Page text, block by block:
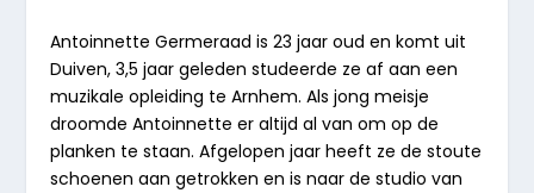
Antoinnette Germeraad is 23 jaar oud en komt uit
Duiven, 3,5 jaar geleden studeerde ze af aan een
muzikale opleiding te Arnhem. Als jong meisje
droomde Antoinnette er altijd al van om op de
planken te staan. Afgelopen jaar heeft ze de stoute
schoenen aan getrokken en is naar de studio van